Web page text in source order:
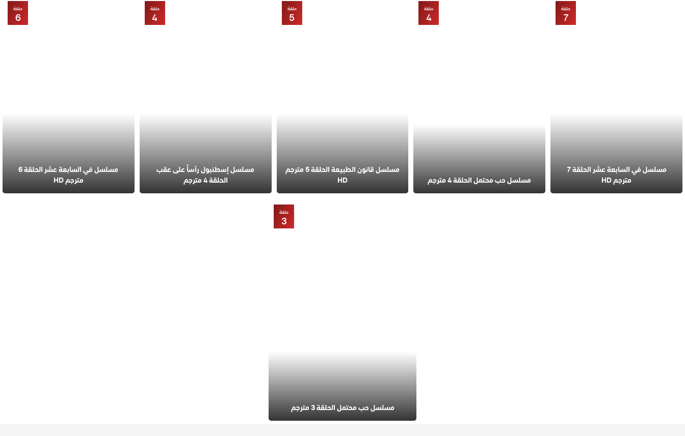
مسلسل في السابعة عشر الحلقة 7
مترجم HD
حلقة
7
مسلسل حب محتمل الحلقة 4 مترجم
حلقة
4
مسلسل قانون الطبيعة الحلقة 5 مترجم
HD
حلقة
5
مسلسل إسطنبول رأساً على عقب
الحلقة 4 مترجم
حلقة
4
مسلسل في السابعة عشر الحلقة 6
مترجم HD
حلقة
6
مسلسل حب محتمل الحلقة 3 مترجم
حلقة
3